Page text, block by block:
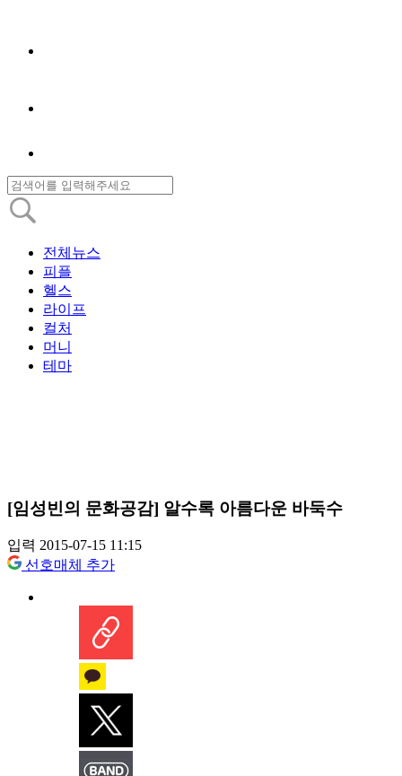
전체뉴스
피플
헬스
라이프
컬처
머니
테마
[임성빈의 문화공감] 알수록 아름다운 바둑수
입력 2015-07-15 11:15
선호매체 추가